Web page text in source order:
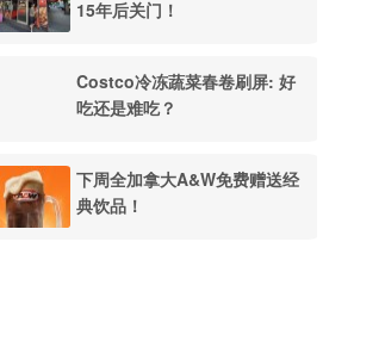
15年后关门！
Costco冷冻蔬菜春卷刷屏: 好
吃还是难吃？
下周全加拿大A&W免费赠送经
典饮品！